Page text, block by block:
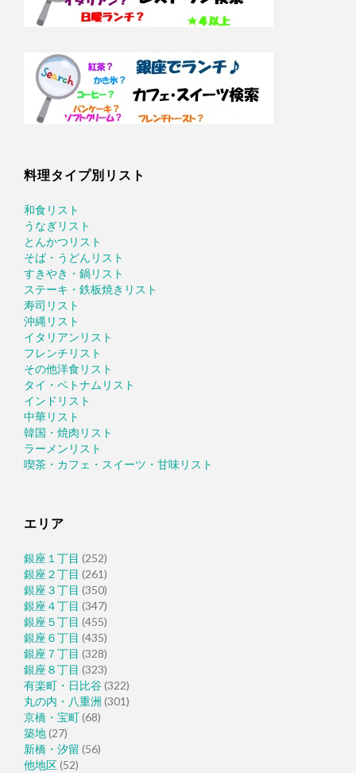
料理タイプ別リスト
和食リスト
うなぎリスト
とんかつリスト
そば・うどんリスト
すきやき・鍋リスト
ステーキ・鉄板焼きリスト
寿司リスト
沖縄リスト
イタリアンリスト
フレンチリスト
その他洋食リスト
タイ・ベトナムリスト
インドリスト
中華リスト
韓国・焼肉リスト
ラーメンリスト
喫茶・カフェ・スイーツ・甘味リスト
エリア
銀座１丁目 (252)
銀座２丁目 (261)
銀座３丁目 (350)
銀座４丁目 (347)
銀座５丁目 (455)
銀座６丁目 (435)
銀座７丁目 (328)
銀座８丁目 (323)
有楽町・日比谷(322)
丸の内・八重洲 (301)
京橋・宝町(68)
築地(27)
新橋・汐留 (56)
他地区(52)